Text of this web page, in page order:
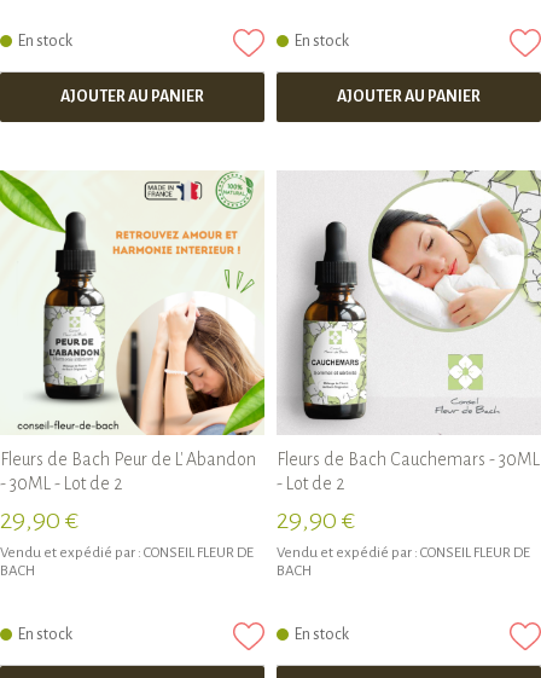
En stock
AJOUTER AU PANIER
En stock
AJOUTER AU PANIER
Fleurs de Bach Peur de L' Abandon
- 30ML - Lot de 2
29,90 €
Vendu et expédié par : CONSEIL FLEUR DE
BACH
En stock
Fleurs de Bach Cauchemars - 30ML
- Lot de 2
29,90 €
Vendu et expédié par : CONSEIL FLEUR DE
BACH
En stock